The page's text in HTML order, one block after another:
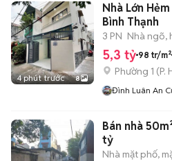
4 phút trước 8
Nhà Lớn
Bình Thạnh
3 PN Nhà ngõ,
5,3 tỷ 98 tr/m²
Phường 1 (P.
Đình Luân An
Bán nhà
tỷ
Nhà mặt phố,